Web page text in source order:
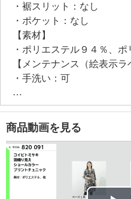
・裾スリット：なし
・ポケット：なし
【素材】
・ポリエステル９４％、
【メンテナンス（絵表示ラ
・手洗い：可
・漂白処理：塩素系・酸素
・タンブル乾燥：不可
・自然乾燥：日陰の吊り干
・アイロン仕上げ：可（低
・ドライクリーニング：石
・ウエットクリーニング：
【メンテナンス（ケアラベ
・長時間照射による変退色
商品動画を見る